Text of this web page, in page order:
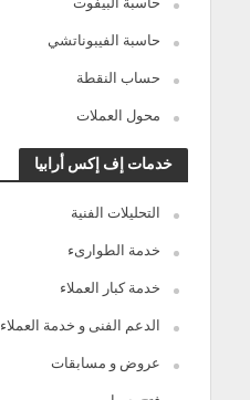
حاسبة الفيبوناتشي
حساب النقطة
محول العملات
خدمات إف إكس أرابيا
التحليلات الفنية
خدمة الطوارىء
خدمة كبار العملاء
الدعم الفنى و خدمة العملاء
عروض و مسابقات